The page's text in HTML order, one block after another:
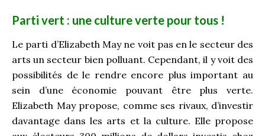
Parti vert : une culture verte pour tous !
Le parti d’Elizabeth May ne voit pas en le secteur des
arts un secteur bien polluant. Cependant, il y voit des
possibilités de le rendre encore plus important au
sein d’une économie pouvant être plus verte.
Elizabeth May propose, comme ses rivaux, d’investir
davantage dans les arts et la culture. Elle propose